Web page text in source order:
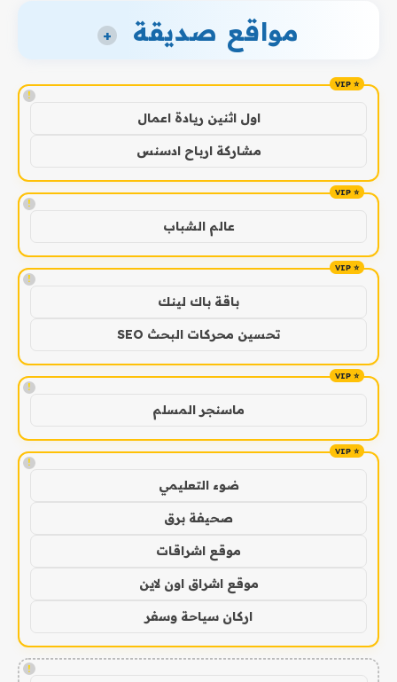
مواقع صديقة +
!
اول اثنين ريادة اعمال
مشاركة ارباح ادسنس
!
عالم الشباب
!
باقة باك لينك
تحسين محركات البحث SEO
!
ماسنجر المسلم
!
ضوء التعليمي
صحيفة برق
موقع اشراقات
موقع اشراق اون لاين
اركان سياحة وسفر
!